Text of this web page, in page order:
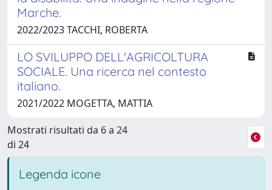
Marche.
2022/2023 TACCHI, ROBERTA
LO SVILUPPO DELL'AGRICOLTURA
SOCIALE. Una ricerca nel contesto
italiano.
2021/2022 MOGETTA, MATTIA
Mostrati risultati da 6 a 24
di 24
Legenda icone